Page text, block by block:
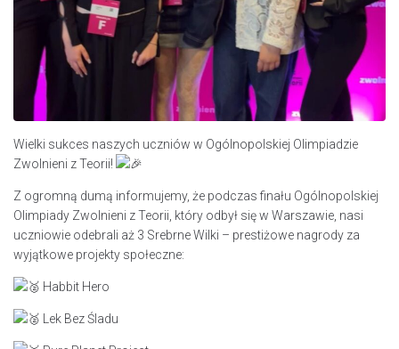
Wielki sukces naszych uczniów w Ogólnopolskiej Olimpiadzie
Zwolnieni z Teorii!
Z ogromną dumą informujemy, że podczas finału Ogólnopolskiej
Olimpiady Zwolnieni z Teorii, który odbył się w Warszawie, nasi
uczniowie odebrali aż 3 Srebrne Wilki – prestiżowe nagrody za
wyjątkowe projekty społeczne:
Habbit Hero
Lek Bez Śladu